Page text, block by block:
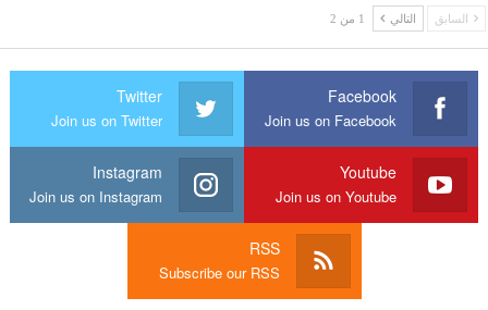
السابق التالي 1 من 2
Facebook
Join us on Facebook
Twitter
Join us on Twitter
Youtube
Join us on Youtube
Instagram
Join us on Instagram
RSS
Subscribe our RSS